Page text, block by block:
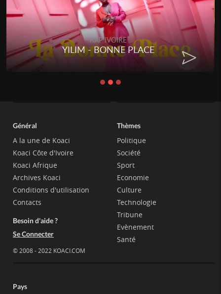
RAP IVOIRE
YILIM - BONNE PLACE
Général
A la une de Koaci
Koaci Côte d'Ivoire
Koaci Afrique
Archives Koaci
Conditions d'utilisation
Contacts
Besoin d'aide ?
Se Connecter
© 2008 - 2022 KOACI.COM
Thèmes
Politique
Société
Sport
Economie
Culture
Technologie
Tribune
Evènement
Santé
Pays